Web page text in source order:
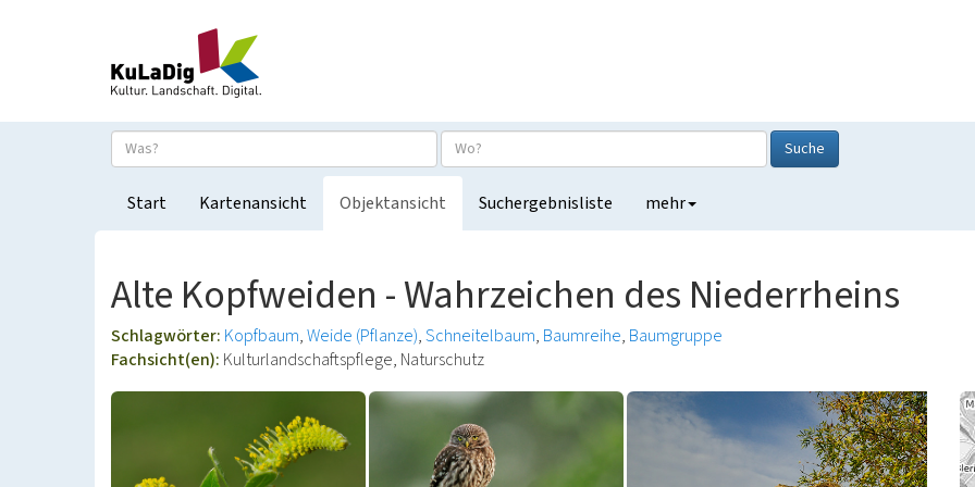
Suche
Start Kartenansicht Objektansicht Suchergebnisliste mehr
Alte Kopfweiden - Wahrzeichen des Niederrheins
Schlagwörter: Kopfbaum Weide (Pflanze) Schneitelbaum Baumreihe Baumgruppe
Fachsicht(en): Kulturlandschaftspflege, Naturschutz